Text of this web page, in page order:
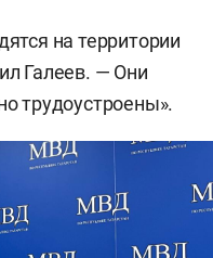
на территории
Галеев. — Они
трудоустроены».